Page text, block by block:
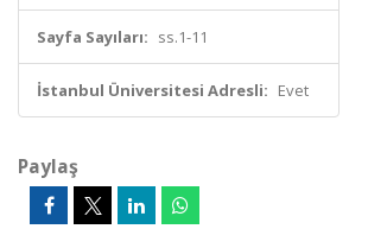
Sayfa Sayıları: ss.1-11
İstanbul Üniversitesi Adresli: Evet
Paylaş